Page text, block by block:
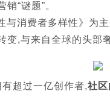
“谜题”。
与消费者多样性》为
变,与来自全球的头
超过一亿创作者,社